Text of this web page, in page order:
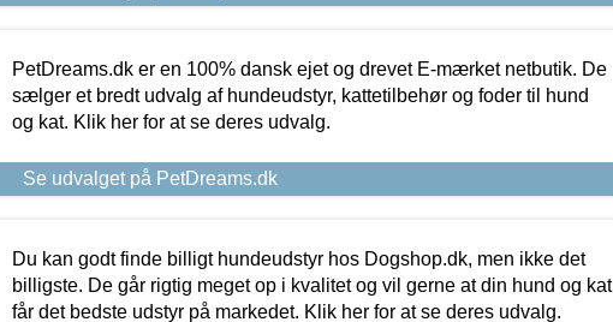
PetDreams.dk er en 100% dansk ejet og drevet E-mærket netbutik. De
sælger et bredt udvalg af hundeudstyr, kattetilbehør og foder til hund
og kat. Klik her for at se deres udvalg.
Se udvalget på PetDreams.dk
Du kan godt finde billigt hundeudstyr hos Dogshop.dk, men ikke det
billigste. De går rigtig meget op i kvalitet og vil gerne at din hund og kat
får det bedste udstyr på markedet. Klik her for at se deres udvalg.